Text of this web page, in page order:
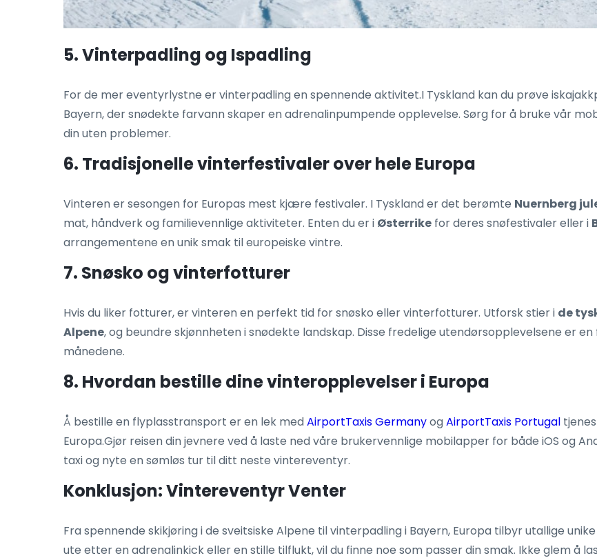
5. Vinterpadling og Ispadling
For de mer eventyrlystne er vinterpadling en spennende aktivitet.I Tyskland kan du prøve
Bayern, der snødekte farvann skaper en adrenalinpumpende opplevelse. Sørg for å bruke vår
din uten problemer.
6. Tradisjonelle vinterfestivaler over hele Europa
Vinteren er sesongen for Europas mest kjære festivaler. I Tyskland er det berømte Nuernberg
mat, håndverk og familievennlige aktiviteter. Enten du er i Østerrike for deres snøfestivaler eller i
arrangementene en unik smak til europeiske vintre.
7. Snøsko og vinterfotturer
Hvis du liker fotturer, er vinteren en perfekt tid for snøsko eller vinterfotturer. Utforsk stier i de
Alpene, og beundre skjønnheten i snødekte landskap. Disse fredelige utendørsopplevelsene er
månedene.
8. Hvordan bestille dine vinteropplevelser i Europa
Å bestille en flyplasstransport er en lek medAirportTaxis GermanyogAirportTaxis Portugal
Europa.Gjør reisen din jevnere ved å laste ned våre brukervennlige mobilapper for både iOS og
taxi og nyte en sømløs tur til ditt neste vintereventyr.
Konklusjon: Vintereventyr Venter
Fra spennende skikjøring i de sveitsiske Alpene til vinterpadling i Bayern, Europa tilbyr utallige
ute etter en adrenalinkick eller en stille tilflukt, vil du finne noe som passer din smak. Ikke glem å